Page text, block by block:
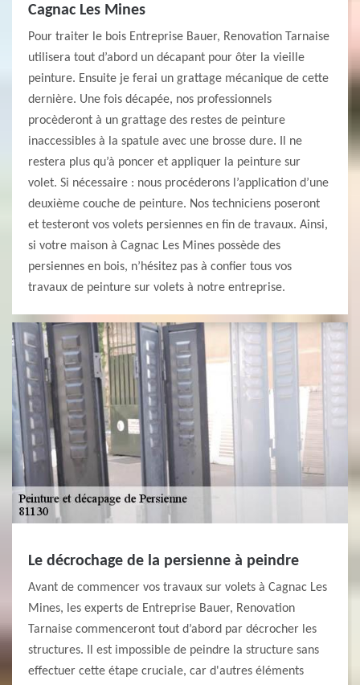
Cagnac Les Mines
Pour traiter le bois Entreprise Bauer, Renovation Tarnaise
utilisera tout d’abord un décapant pour ôter la vieille
peinture. Ensuite je ferai un grattage mécanique de cette
dernière. Une fois décapée, nos professionnels
procèderont à un grattage des restes de peinture
inaccessibles à la spatule avec une brosse dure. Il ne
restera plus qu’à poncer et appliquer la peinture sur
volet. Si nécessaire : nous procéderons l’application d’une
deuxième couche de peinture. Nos techniciens poseront
et testeront vos volets persiennes en fin de travaux. Ainsi,
si votre maison à Cagnac Les Mines possède des
persiennes en bois, n’hésitez pas à confier tous vos
travaux de peinture sur volets à notre entreprise.
Le décrochage de la persienne à peindre
Avant de commencer vos travaux sur volets à Cagnac Les
Mines, les experts de Entreprise Bauer, Renovation
Tarnaise commenceront tout d’abord par décrocher les
structures. Il est impossible de peindre la structure sans
effectuer cette étape cruciale, car d'autres éléments